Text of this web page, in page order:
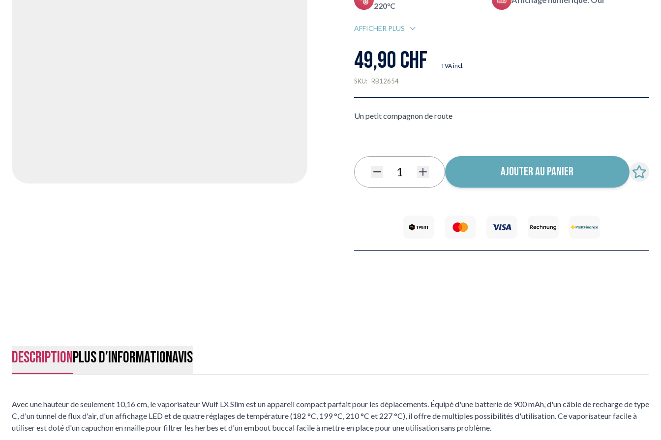
220°C
AFFICHER PLUS
49,90 CHF TVA incl.
SKU: RB12654
Un petit compagnon de route
Quantité AJOUTER AU PANIER
DescriptionPlus d’informationAvis
Avec une hauteur de seulement 10,16 cm, le vaporisateur Wulf LX Slim est un appareil compact parfait pour les déplacements. Équipé d'une batterie de 900 mAh, d'un câble de recharge de type
C, d'un tunnel de flux d'air, d'un affichage LED et de quatre réglages de température (182 °C, 199 °C, 210 °C et 227 °C), il offre de multiples possibilités d'utilisation. Ce vaporisateur facile à
utiliser est doté d'un capuchon en maille pour filtrer les herbes et d'un embout buccal facile à mettre en place pour une utilisation sans problème.